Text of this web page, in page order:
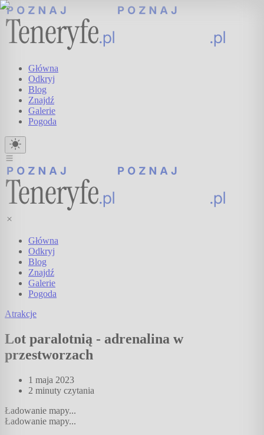
Główna
Odkryj
Blog
Znajdź
Galerie
Pogoda
Główna
Odkryj
Blog
Znajdź
Galerie
Pogoda
Atrakcje
Lot paralotnią - adrenalina w
przestworzach
1 maja 2023
2 minuty czytania
Ładowanie mapy...
Ładowanie mapy...